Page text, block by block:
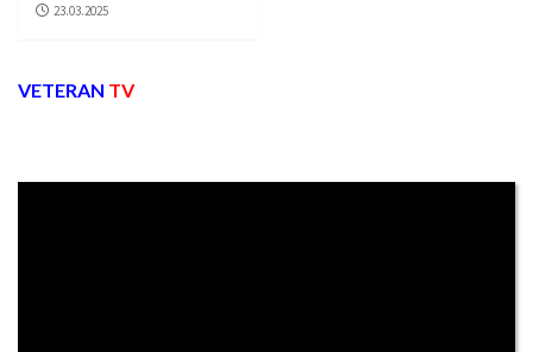
23.03.2025
VETERAN TV